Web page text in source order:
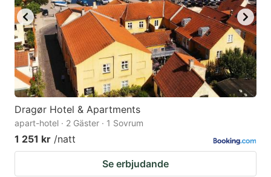
Dragør Hotel & Apartments
apart-hotel · 2 Gäster · 1 Sovrum
1 251 kr /natt
Se erbjudande